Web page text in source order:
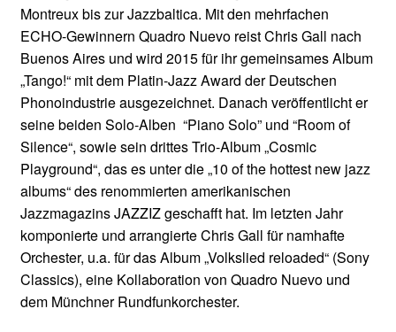
Montreux bis zur Jazzbaltica. Mit den mehrfachen
ECHO-Gewinnern Quadro Nuevo reist Chris Gall nach
Buenos Aires und wird 2015 für ihr gemeinsames Album
„Tango!“ mit dem Platin-Jazz Award der Deutschen
Phonoindustrie ausgezeichnet. Danach veröffentlicht er
seine beiden Solo-Alben “Piano Solo” und “Room of
Silence“, sowie sein drittes Trio-Album „Cosmic
Playground“, das es unter die „10 of the hottest new jazz
albums“ des renommierten amerikanischen
Jazzmagazins JAZZIZ geschafft hat. Im letzten Jahr
komponierte und arrangierte Chris Gall für namhafte
Orchester, u.a. für das Album „Volkslied reloaded“ (Sony
Classics), eine Kollaboration von Quadro Nuevo und
dem Münchner Rundfunkorchester.